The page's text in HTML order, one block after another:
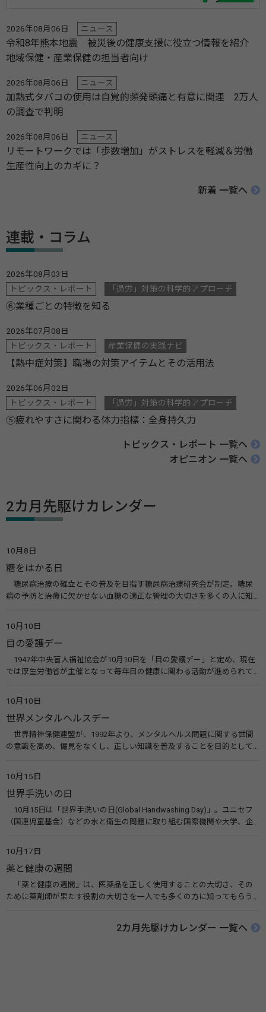
2026年08月06日 ニュース
令和8年熊本地震 被災後の健康支援に役立つ情報を紹介
地域保健・産業保健の担当者向け
2026年08月06日 ニュース
加熱式タバコの使用は自覚的頻発頭痛と有意に関連 2万人
の調査で判明
2026年08月06日 ニュース
リモートワークでは「歩数増加」がストレスを軽減＆労働
生産性向上のカギに？
新着 一覧へ
連載・コラム
2026年08月03日
トピックス・レポート
「過労」対策の科学的アプローチ
⑥業種ごとの特徴を知る
2026年07月08日
トピックス・レポート
産業保健の実践ナビ
【熱中症対策】職場の対策アイテムとその活用法
2026年06月02日
トピックス・レポート
「過労」対策の科学的アプローチ
⑤疲れやすさに関わる体力指標：全身持久力
トピックス・レポート 一覧へ
オピニオン 一覧へ
2カ月先駆けカレンダー
10月8日
糖をはかる日
糖尿病治療の確立とその普及を目指す糖尿病治療研究会が制定。糖尿
病の予防と治療に欠かせない血糖の適正な管理の大切さを多くの人に知
療研究会） 糖尿病ネットワーク
10月10日
目の愛護デー
1947年中央盲人福祉協会が10月10日を「目の愛護デー」と定め、現在
では厚生労働省が主催となって毎年目の健康に関わる活動が進められて
会）
10月10日
世界メンタルヘルスデー
世界精神保健連盟が、1992年より、メンタルヘルス問題に関する世間
の意識を高め、偏見をなくし、正しい知識を普及することを目的として、
す。 関連リンク 世界メンタルヘルスデー（厚生労働省） 働く人のメンタ
ルヘルス・ポータルサイト「こころの耳」（厚生労働省）
10月15日
世界手洗いの日
10月15日は「世界手洗いの日(Global Handwashing Day)」。ユニセフ
（国連児童基金）などの水と衛生の問題に取り組む国際機関や大学、企
10月17日
薬と健康の週間
「薬と健康の週間」は、医薬品を正しく使用することの大切さ、その
ために薬剤師が果たす役割の大切さを一人でも多くの方に知ってもらう
伝えたい！薬との付き合い方」（保健指導リソースガイド）
2カ月先駆けカレンダー 一覧へ